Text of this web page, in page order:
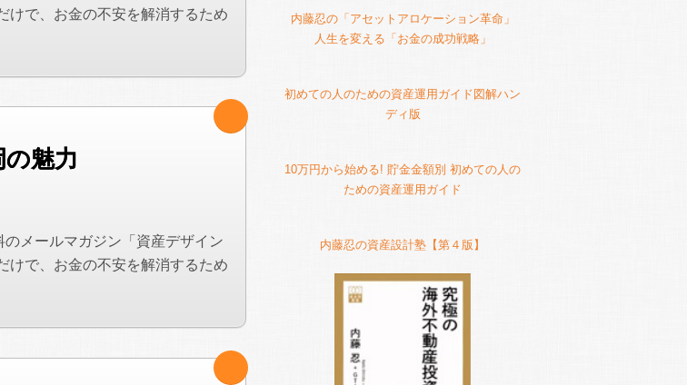
けで、お金の不安を解消するため
魅力
のメールマガジン「資産デザイン
けで、お金の不安を解消するため
内藤忍の「アセットアロケーション革命」
人生を変える「お金の成功戦略」
初めての人のための資産運用ガイド図解ハン
ディ版
10万円から始める! 貯金金額別 初めての人の
ための資産運用ガイド
内藤忍の資産設計塾【第４版】